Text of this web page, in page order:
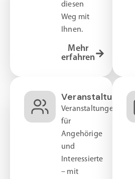
diesen
Weg mit
Ihnen.
Mehr
erfahren
Veranstaltungen
Veranstaltungen
für
Angehörige
und
Interessierte
– mit